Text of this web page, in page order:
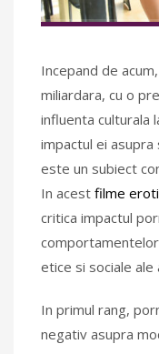
Incepand de
miliardara, cu o
influenta culturala
impactul ei
este un subiect
In acest filme
critica impactul
etice si sociale ale
In primul rang,
negativ asupra